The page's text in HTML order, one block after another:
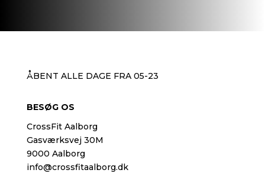
ÅBENT ALLE DAGE FRA 05-23
BESØG OS
CrossFit Aalborg
Gasværksvej 30M
9000 Aalborg
info@crossfitaalborg.dk